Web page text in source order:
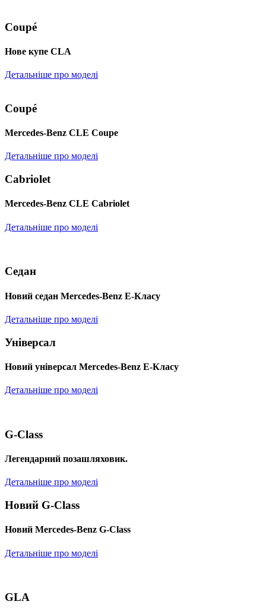
Coupé
Нове купе CLA
Детальніше про моделі
Coupé
Mercedes-Benz CLE Coupe
Детальніше про моделі
Cabriolet
Mercedes-Benz CLE Cabriolet
Детальніше про моделі
Седан
Новий седан Mercedes-Benz Е-Класу
Детальніше про моделі
Універсал
Новий універсал Mercedes-Benz E-Класу
Детальніше про моделі
G-Class
Легендарний позашляховик.
Детальніше про моделі
Новий G-Class
Новий Mercedes-Benz G-Class
Детальніше про моделі
GLA